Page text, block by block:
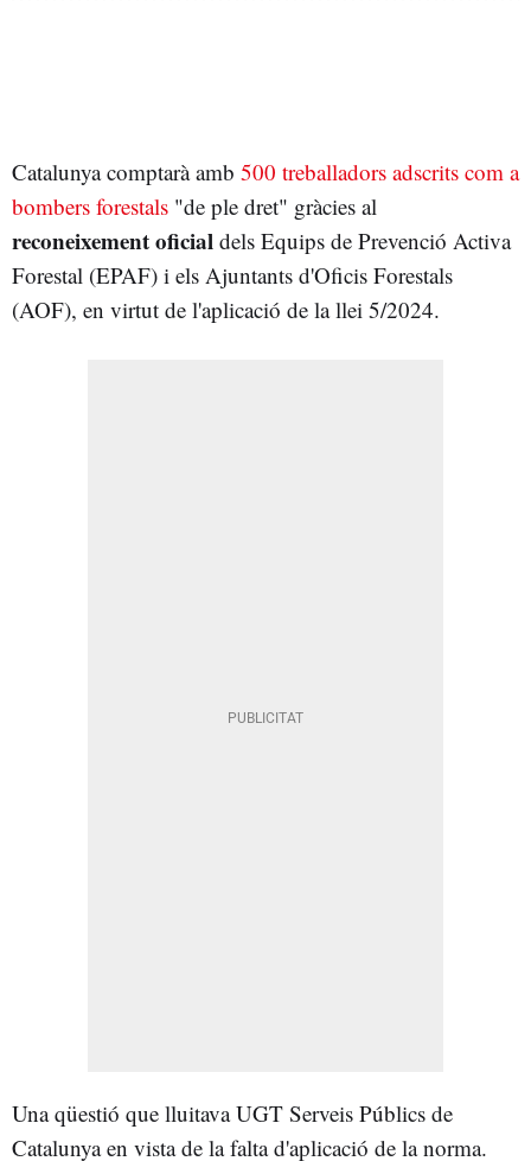
Catalunya comptarà amb 500 treballadors adscrits com a
bombers forestals "de ple dret" gràcies al
reconeixement oficial dels Equips de Prevenció Activa
Forestal (EPAF) i els Ajuntants d'Oficis Forestals
(AOF), en virtut de l'aplicació de la llei 5/2024.
Una qüestió que lluitava UGT Serveis Públics de
Catalunya en vista de la falta d'aplicació de la norma.